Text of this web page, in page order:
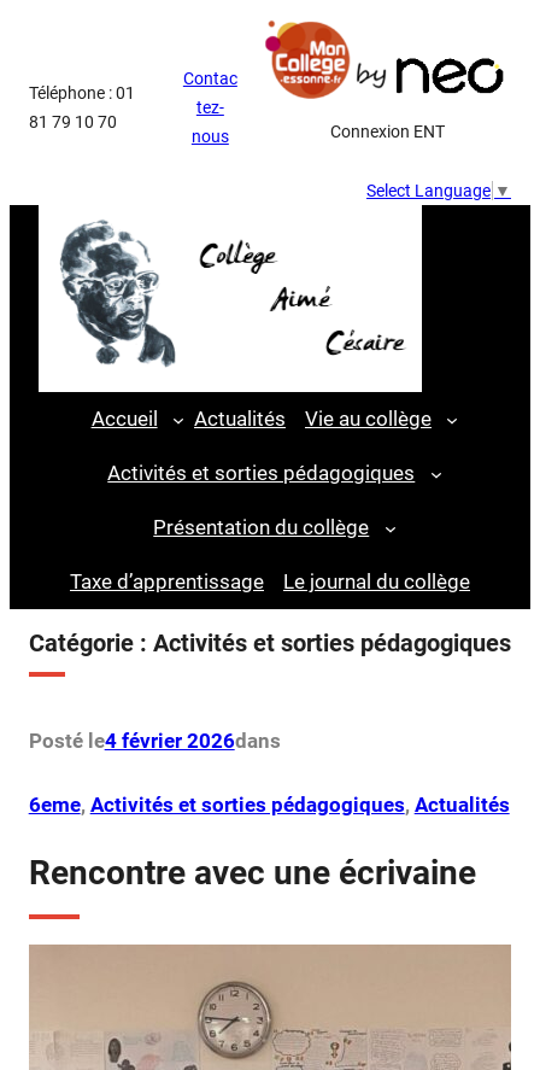
contenu
Téléphone : 01
81 79 10 70
Contac
tez-
nous
Connexion ENT
Select Language ▼
Accueil Actualités Vie au collège
Activités et sorties pédagogiques
Présentation du collège
Taxe d’apprentissage Le journal du collège
Catégorie : Activités et sorties pédagogiques
Posté le4 février 2026dans
6eme, Activités et sorties pédagogiques, Actualités
Rencontre avec une écrivaine